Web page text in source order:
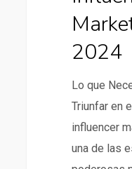
2024
Lo que
Triunfar en
influencer
una de las